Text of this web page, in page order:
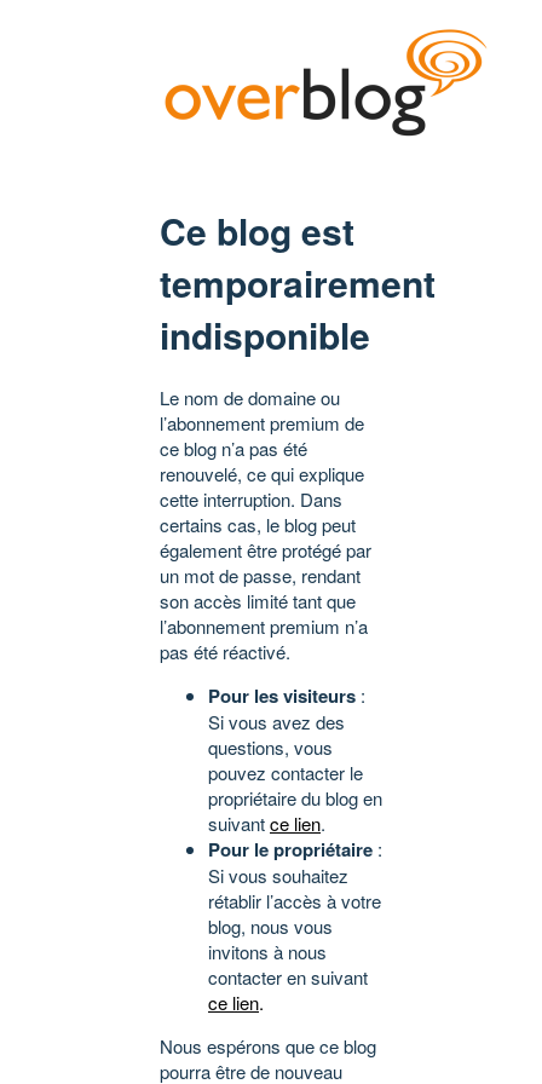
Ce blog est
temporairement
indisponible
Le nom de domaine ou
l’abonnement premium de
ce blog n’a pas été
renouvelé, ce qui explique
cette interruption. Dans
certains cas, le blog peut
également être protégé par
un mot de passe, rendant
son accès limité tant que
l’abonnement premium n’a
pas été réactivé.
Pour les visiteurs :
Si vous avez des
questions, vous
pouvez contacter le
propriétaire du blog en
suivantce lien.
Pour le propriétaire :
Si vous souhaitez
rétablir l’accès à votre
blog, nous vous
invitons à nous
contacter en suivant
ce lien.
Nous espérons que ce blog
pourra être de nouveau